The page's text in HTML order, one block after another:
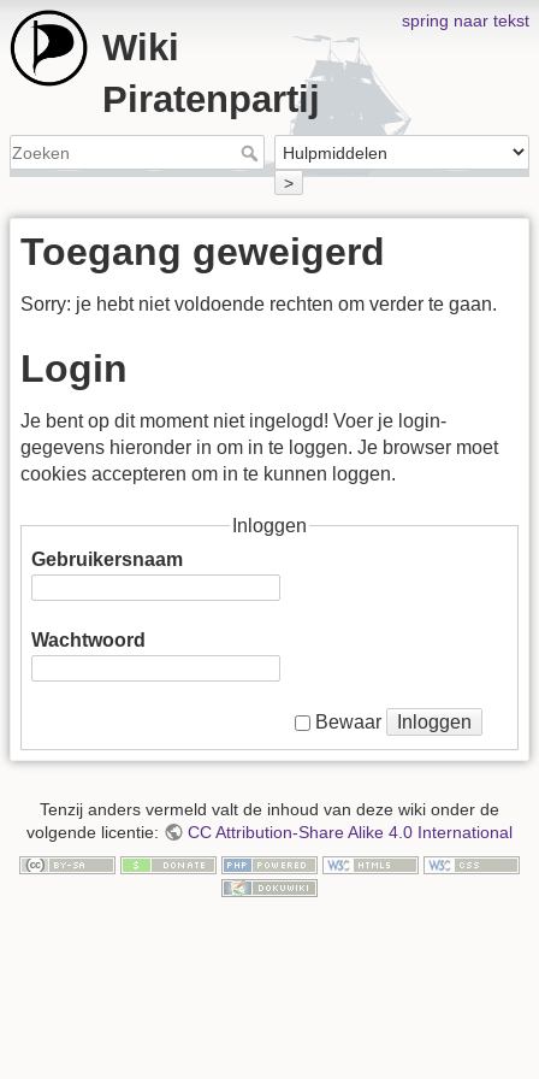
spring naar tekst
Wiki
Piratenpartij
>
Toegang geweigerd
Sorry: je hebt niet voldoende rechten om verder te gaan.
Login
Je bent op dit moment niet ingelogd! Voer je login-
gegevens hieronder in om in te loggen. Je browser moet
cookies accepteren om in te kunnen loggen.
Inloggen
Gebruikersnaam
Wachtwoord
Bewaar Inloggen
Tenzij anders vermeld valt de inhoud van deze wiki onder de
volgende licentie:
CC Attribution-Share Alike 4.0 International